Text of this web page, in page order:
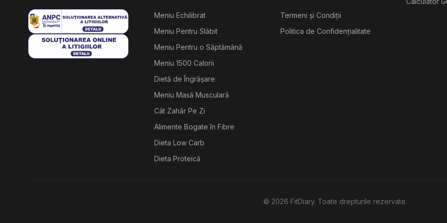
Meniu Echilibrat
Meniu Pentru Slăbit
Meniu Pentru o Săptămână
Meniu 1500 Calorii
Dietă de Îngrășare
Meniu Masă Musculară
Cât Zahăr Pe Zi
Alimente Bogate în Fibre
Dieta Low Carb
Dieta Proteică
Termeni și Condiții
Politica de Confidențialitate
© 2026 FitDiary. Toate drepturile rezervate.